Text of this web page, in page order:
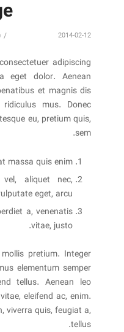
2014-02-12
/
0
adipiscing
eget dolor. Aenean
et magnis dis
mus. Donec
eu, pretium quis,
sem.
massa quis enim.
aliquet nec,
eget, arcu.
a, venenatis
vitae, justo.
pretium. Integer
elementum semper
tellus. Aenean leo
eleifend ac, enim.
viverra quis, feugiat a,
tellus.